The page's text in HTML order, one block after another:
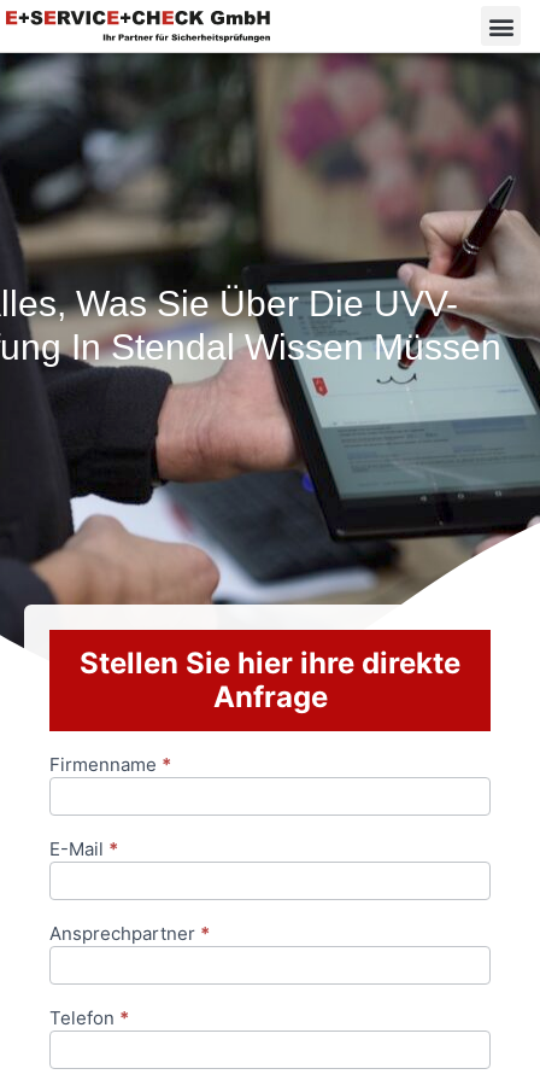
Was Sie Über Die UVV-
In Stendal Wissen Müssen
Stellen Sie hier ihre direkte
Anfrage
Anfrageformular
Firmenname *
E-Mail *
Ansprechpartner *
Telefon *